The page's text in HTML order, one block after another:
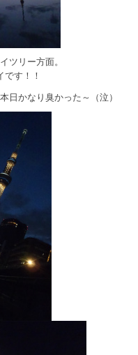
ツリー方面。
です！！
日かなり臭かった～（泣）